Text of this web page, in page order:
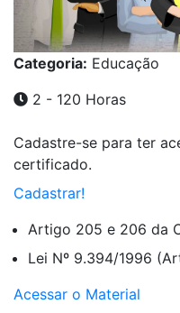
Categoria: Educação
2 - 120 Horas
Cadastre-se para ter
certificado.
Cadastrar!
Artigo 205 e 206 da
Lei Nº 9.394/1996
Acessar o Material